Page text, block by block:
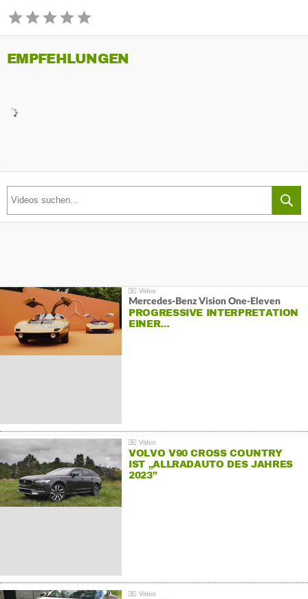
EMPFEHLUNGEN
Mercedes-Benz Vision One-Eleven
PROGRESSIVE INTERPRETATION
EINER…
VOLVO V90 CROSS COUNTRY
IST „ALLRADAUTO DES JAHRES
2023”